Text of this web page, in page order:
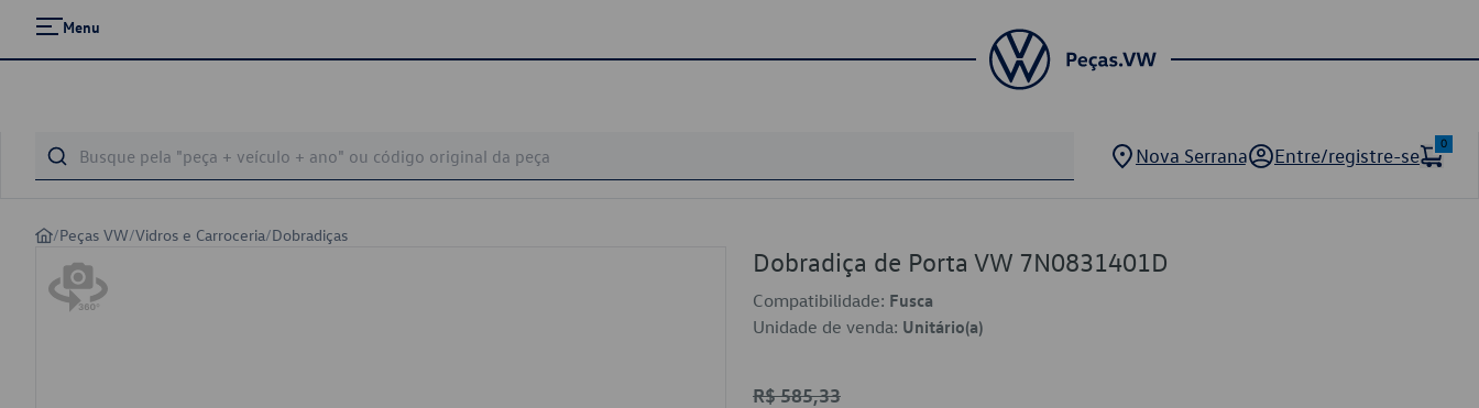
Menu
Nova Serrana Entre/registre-se
0
/Peças VW/Vidros e Carroceria/Dobradiças
Dobradiça de Porta VW 7N0831401D
Compatibilidade: Fusca
Unidade de venda: Unitário(a)
R$ 585,33